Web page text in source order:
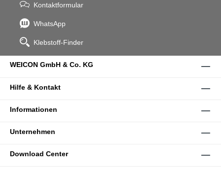
Kontaktformular
WhatsApp
Klebstoff-Finder
WEICON GmbH & Co. KG
Hilfe & Kontakt
Informationen
Unternehmen
Download Center